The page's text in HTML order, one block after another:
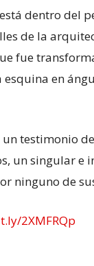
dentro del
de la
fue
en
testimonio
un singular
ninguno de
2XMFRQp